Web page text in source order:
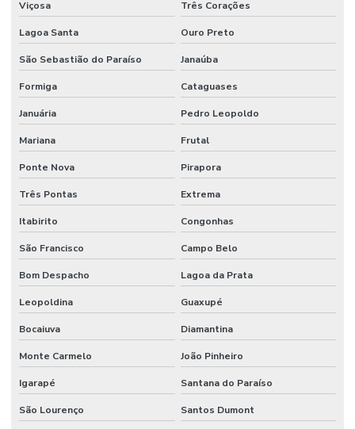
Viçosa Três Corações
Lagoa Santa Ouro Preto
São Sebastião do Paraíso Janaúba
Formiga Cataguases
Januária Pedro Leopoldo
Mariana Frutal
Ponte Nova Pirapora
Três Pontas Extrema
Itabirito Congonhas
São Francisco Campo Belo
Bom Despacho Lagoa da Prata
Leopoldina Guaxupé
Bocaiuva Diamantina
Monte Carmelo João Pinheiro
Igarapé Santana do Paraíso
São Lourenço Santos Dumont